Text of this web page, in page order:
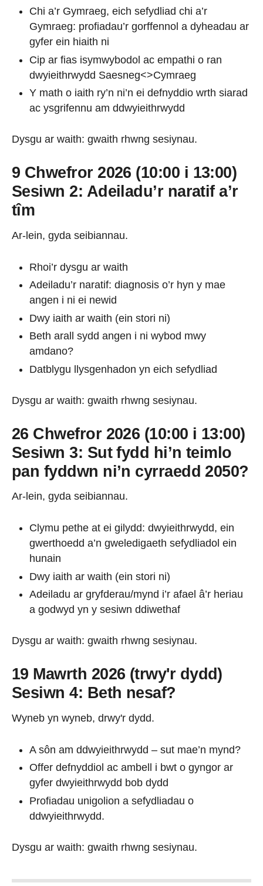
Chi a’r Gymraeg, eich sefydliad chi a’r
Gymraeg: profiadau’r gorffennol a dyheadau ar
gyfer ein hiaith ni
Cip ar fias isymwybodol ac empathi o ran
dwyieithrwydd Saesneg<>Cymraeg
Y math o iaith ry’n ni’n ei defnyddio wrth siarad
ac ysgrifennu am ddwyieithrwydd
Dysgu ar waith: gwaith rhwng sesiynau.
9 Chwefror 2026 (10:00 i 13:00)
Sesiwn 2: Adeiladu’r naratif a’r
tîm
Ar-lein, gyda seibiannau.
Rhoi’r dysgu ar waith
Adeiladu’r naratif: diagnosis o’r hyn y mae
angen i ni ei newid
Dwy iaith ar waith (ein stori ni)
Beth arall sydd angen i ni wybod mwy
amdano?
Datblygu llysgenhadon yn eich sefydliad
Dysgu ar waith: gwaith rhwng sesiynau.
26 Chwefror 2026 (10:00 i 13:00)
Sesiwn 3: Sut fydd hi’n teimlo
pan fyddwn ni’n cyrraedd 2050?
Ar-lein, gyda seibiannau.
Clymu pethe at ei gilydd: dwyieithrwydd, ein
gwerthoedd a’n gweledigaeth sefydliadol ein
hunain
Dwy iaith ar waith (ein stori ni)
Adeiladu ar gryfderau/mynd i’r afael â’r heriau
a godwyd yn y sesiwn ddiwethaf
Dysgu ar waith: gwaith rhwng sesiynau.
19 Mawrth 2026 (trwy'r dydd)
Sesiwn 4: Beth nesaf?
Wyneb yn wyneb, drwy'r dydd.
A sôn am ddwyieithrwydd – sut mae’n mynd?
Offer defnyddiol ac ambell i bwt o gyngor ar
gyfer dwyieithrwydd bob dydd
Profiadau unigolion a sefydliadau o
ddwyieithrwydd.
Dysgu ar waith: gwaith rhwng sesiynau.